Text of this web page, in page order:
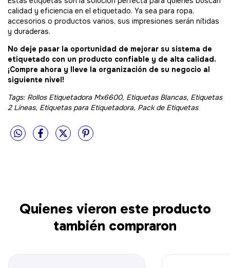
calidad y eficiencia en el etiquetado. Ya sea para ropa,
accesorios o productos varios, sus impresiones serán nítidas
y duraderas.
No deje pasar la oportunidad de mejorar su sistema de
etiquetado con un producto confiable y de alta calidad.
¡Compre ahora y lleve la organización de su negocio al
siguiente nivel!
Tags: Rollos Etiquetadora Mx6600, Etiquetas Blancas, Etiquetas
2 Líneas, Etiquetas para Etiquetadora, Pack de Etiquetas
Quienes vieron este producto
también compraron